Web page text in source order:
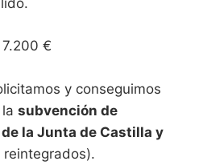
7.200 €
y conseguimos
subvención de
la Junta de Castilla y